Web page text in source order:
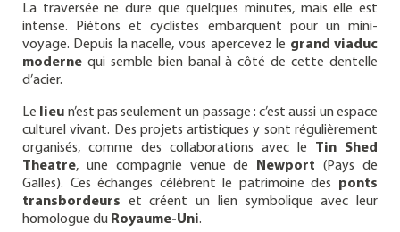
La traversée ne dure que quelques minutes, mais elle est
intense. Piétons et cyclistes embarquent pour un mini-
voyage. Depuis la nacelle, vous apercevez le grand viaduc
modernequi semble bien banal à côté de cette dentelle
d’acier.
Le lieu n’est pas seulement un passage : c’est aussi un espace
culturel vivant. Des projets artistiques y sont régulièrement
organisés, comme des collaborations avec le Tin Shed
Theatre, une compagnie venue de Newport (Pays de
Galles). Ces échanges célèbrent le patrimoine des ponts
transbordeurs et créent un lien symbolique avec leur
homologue du Royaume-Uni.